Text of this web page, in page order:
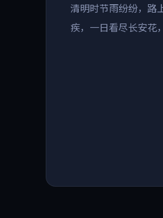
清明时节雨纷纷，路
疾，一日看尽长安花